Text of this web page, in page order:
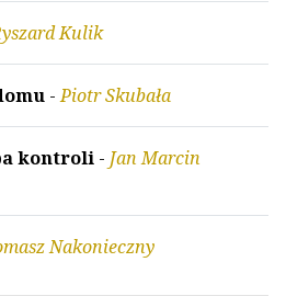
Kulik
-Piotr Skubała
kontroli - Jan Marcin
Nakonieczny